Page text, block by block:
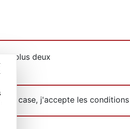
plus deux
case, j'accepte les